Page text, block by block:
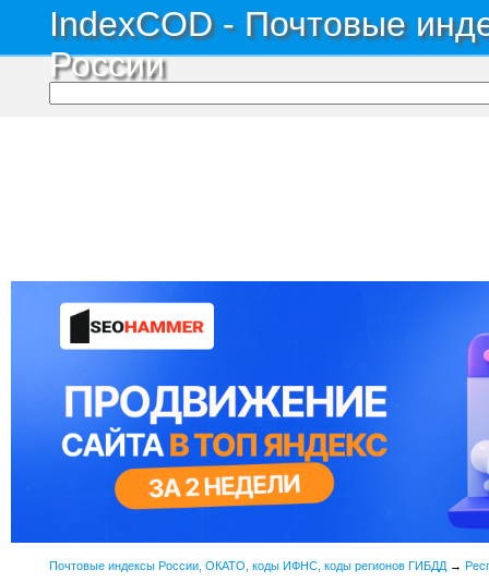
IndexCOD - Почтовые
России
Почтовые индексы России, ОКАТО, коды ИФНС, коды регионов ГИБДД →